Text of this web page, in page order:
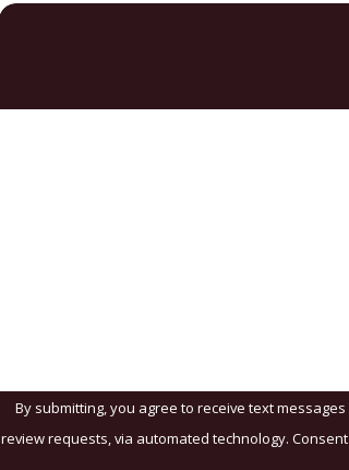
By submitting, you agree to receive text
review requests, via automated technology. Consent is not a condition of purchase. Msg & data rates may apply. Msg frequency may vary. Reply STOP to cancel or HELP for